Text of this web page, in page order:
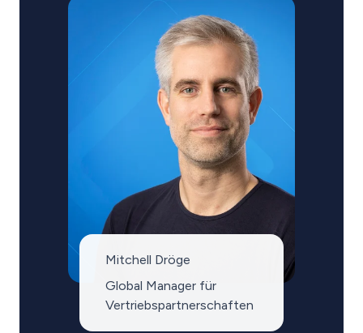
Mitchell Dröge
Global Manager für
Vertriebspartnerschaften